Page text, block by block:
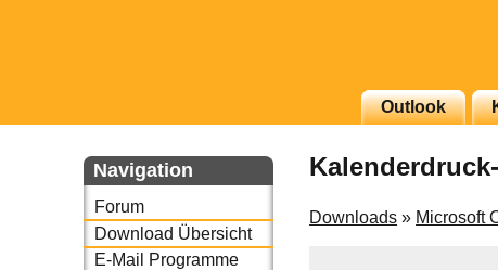
Outlook
Navigation
Forum
Download Übersicht
E-Mail Programme
Downloads » Microsoft
oder auch